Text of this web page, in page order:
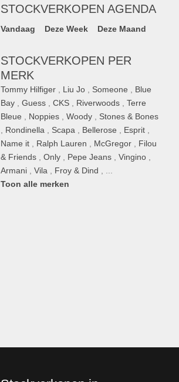
STOCKVERKOPEN AGENDA
Vandaag Deze Week Deze Maand
STOCKVERKOPEN PER
MERK
Tommy Hilfiger Liu Jo Someone
Blue
Bay ,Guess ,CKS Riverwoods ,Terre
Bleue
Noppies ,Woody
Stones & Bones
Rondinella Scapa Bellerose Esprit
Name it
Ralph Lauren McGregor
Filou
& Friends ,Only Pepe Jeans ,Vingino
Armani ,Vila Froy & Dind
Toon alle merken